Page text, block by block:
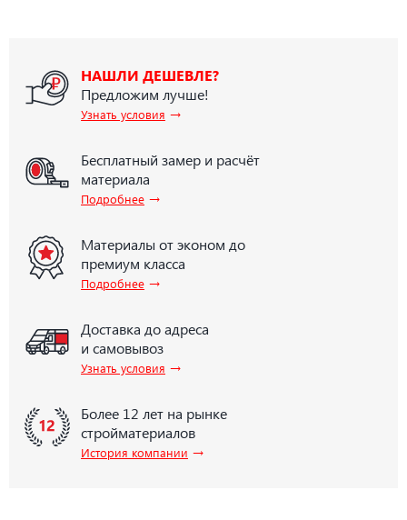
НАШЛИ ДЕШЕВЛЕ?
Предложим лучше!
Узнать условия →
Бесплатный замер и расчёт
материала
Подробнее →
Материалы от эконом до
премиум класса
Подробнее →
Доставка до адреса
и самовывоз
Узнать условия →
Более 12 лет на рынке
стройматериалов
История компании →